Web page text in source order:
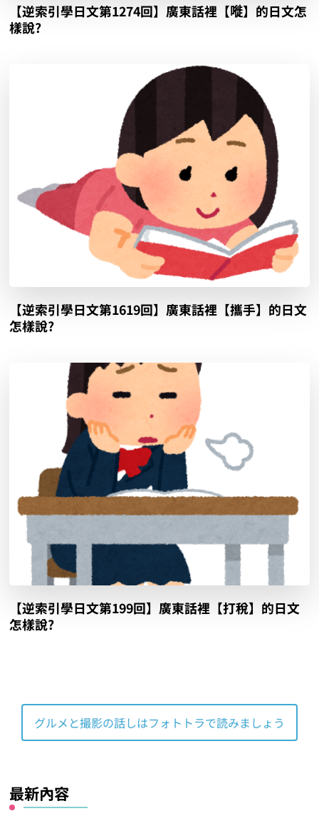
【逆索引學日文第1274回】廣東話裡【嘥】的日文怎
樣說?
【逆索引學日文第1619回】廣東話裡【攜手】的日文
怎樣說?
【逆索引學日文第199回】廣東話裡【打稅】的日文
怎樣說?
グルメと撮影の話しはフォトトラで読みましょう
最新內容